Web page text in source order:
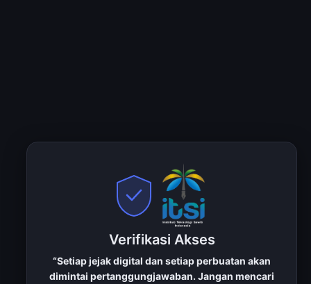
Verifikasi Akses
“Setiap jejak digital dan setiap perbuatan akan
dimintai pertanggungjawaban. Jangan mencari